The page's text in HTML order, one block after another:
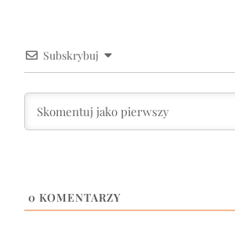
Subskrybuj
0 KOMENTARZY